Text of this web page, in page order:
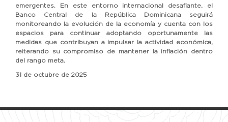
emergentes. En este entorno internacional desafiante, el
Banco Central de la República Dominicana seguirá
monitoreando la evolución de la economía y cuenta con los
espacios para continuar adoptando oportunamente las
medidas que contribuyan a impulsar la actividad económica,
reiterando su compromiso de mantener la inflación dentro
del rango meta.
31 de octubre de 2025